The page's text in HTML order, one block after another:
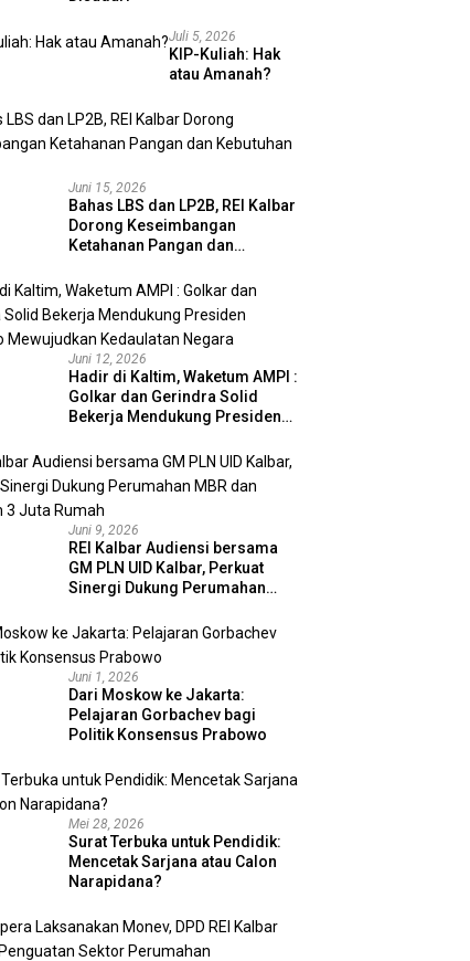
Juli 5, 2026
KIP-Kuliah: Hak
atau Amanah?
Juni 15, 2026
Bahas LBS dan LP2B, REI Kalbar
Dorong Keseimbangan
Ketahanan Pangan dan
Juni 12, 2026
Hadir di Kaltim, Waketum AMPI :
Golkar dan Gerindra Solid
Bekerja Mendukung Presiden
Kedaulatan Negara
Juni 9, 2026
REI Kalbar Audiensi bersama
GM PLN UID Kalbar, Perkuat
Sinergi Dukung Perumahan
Rumah
Juni 1, 2026
Dari Moskow ke Jakarta:
Pelajaran Gorbachev bagi
Politik Konsensus Prabowo
Mei 28, 2026
Surat Terbuka untuk Pendidik:
Mencetak Sarjana atau Calon
Narapidana?